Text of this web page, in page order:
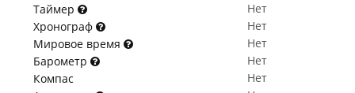
Таймер
Нет
Хронограф
Нет
Мировое время
Нет
Барометр
Нет
Компас
Нет